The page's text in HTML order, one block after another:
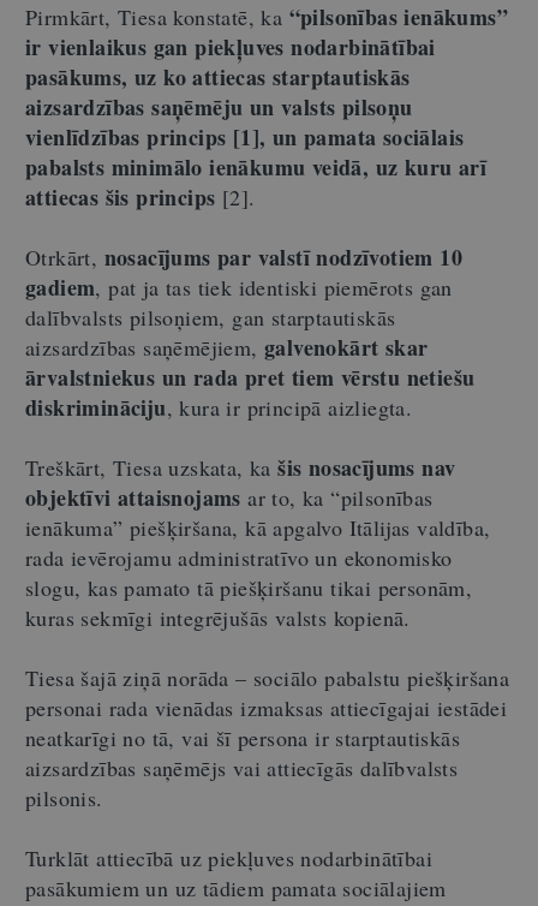
Pirmkārt, Tiesa konstatē, ka “pilsonības ienākums”
ir vienlaikus gan piekļuves nodarbinātībai
pasākums, uz ko attiecas starptautiskās
aizsardzības saņēmēju un valsts pilsoņu
vienlīdzības princips [1], un pamata sociālais
pabalsts minimālo ienākumu veidā, uz kuru arī
attiecas šis princips [2].
Otrkārt, nosacījums par valstī nodzīvotiem 10
gadiem, pat ja tas tiek identiski piemērots gan
dalībvalsts pilsoņiem, gan starptautiskās
aizsardzības saņēmējiem, galvenokārt skar
ārvalstniekus un rada pret tiem vērstu netiešu
diskrimināciju, kura ir principā aizliegta.
Treškārt, Tiesa uzskata, kašis nosacījums nav
objektīvi attaisnojams ar to, ka “pilsonības
ienākuma” piešķiršana, kā apgalvo Itālijas valdība,
rada ievērojamu administratīvo un ekonomisko
slogu, kas pamato tā piešķiršanu tikai personām,
kuras sekmīgi integrējušās valsts kopienā.
Tiesa šajā ziņā norāda – sociālo pabalstu piešķiršana
personai rada vienādas izmaksas attiecīgajai iestādei
neatkarīgi no tā, vai šī persona ir starptautiskās
aizsardzības saņēmējs vai attiecīgās dalībvalsts
pilsonis.
Turklāt attiecībā uz piekļuves nodarbinātībai
pasākumiem un uz tādiem pamata sociālajiem